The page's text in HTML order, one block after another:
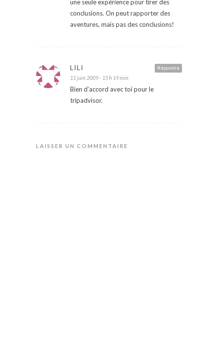
une seule expérience pour tirer des
conclusions. On peut rapporter des
aventures, mais pas des conclusions!
Répondre
LILI
11 juin 2009 - 15 h 19 min
Bien d’accord avec toi pour le
tripadvisor.
LAISSER UN COMMENTAIRE